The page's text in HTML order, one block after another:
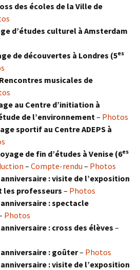
des écoles de la Ville de
d’études culturel à Amsterdam
de découvertes à Londres (5es
Rencontres musicales de
au Centre d’initiation à
de l’environnement – Photos
sportif au Centre ADEPS à
de fin d’études à Venise (6es
– Compte-rendu – Photos
anniversaire : visite de l’exposition
les professeurs – Photos
anniversaire : spectacle
Photos
anniversaire : cross des élèves –
anniversaire : goûter– Photos
anniversaire : visite de l’exposition